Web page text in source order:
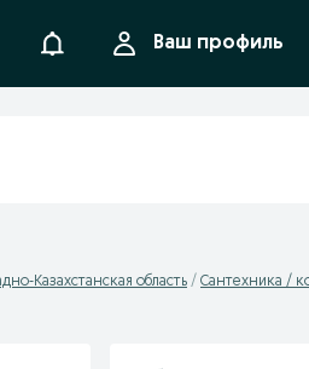
УведомленияВаш профиль
Казахстанская область Сантехника /